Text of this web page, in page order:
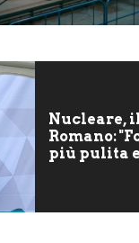
Nucleare,
Romano:
più pulita